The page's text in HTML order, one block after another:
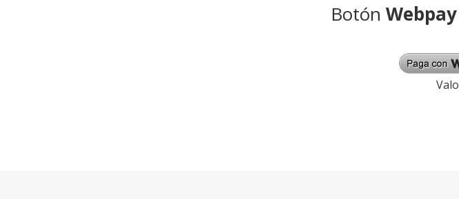
Botón Webpay